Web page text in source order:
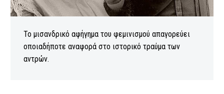
Το μισανδρικό αφήγημα του φεμινισμού απαγορεύει
οποιαδήποτε αναφορά στο ιστορικό τραύμα των
αντρών.